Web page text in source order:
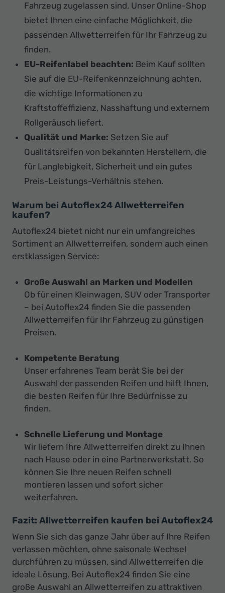
Fahrzeug zugelassen sind. Unser Online-Shop
bietet Ihnen eine einfache Möglichkeit, die
passenden Allwetterreifen für Ihr Fahrzeug zu
finden.
EU-Reifenlabel beachten: Beim Kauf sollten
Sie auf die EU-Reifenkennzeichnung achten,
die wichtige Informationen zu
Kraftstoffeffizienz, Nasshaftung und externem
Rollgeräusch liefert.
Qualität und Marke: Setzen Sie auf
Qualitätsreifen von bekannten Herstellern, die
für Langlebigkeit, Sicherheit und ein gutes
Preis-Leistungs-Verhältnis stehen.
Warum bei Autoflex24 Allwetterreifen
kaufen?
Autoflex24 bietet nicht nur ein umfangreiches
Sortiment an Allwetterreifen, sondern auch einen
erstklassigen Service:
Große Auswahl an Marken und Modellen
Ob für einen Kleinwagen, SUV oder Transporter
– bei Autoflex24 finden Sie die passenden
Allwetterreifen für Ihr Fahrzeug zu günstigen
Preisen.
Kompetente Beratung
Unser erfahrenes Team berät Sie bei der
Auswahl der passenden Reifen und hilft Ihnen,
die besten Reifen für Ihre Bedürfnisse zu
finden.
Schnelle Lieferung und Montage
Wir liefern Ihre Allwetterreifen direkt zu Ihnen
nach Hause oder in eine Partnerwerkstatt. So
können Sie Ihre neuen Reifen schnell
montieren lassen und sofort sicher
weiterfahren.
Fazit: Allwetterreifen kaufen bei Autoflex24
Wenn Sie sich das ganze Jahr über auf Ihre Reifen
verlassen möchten, ohne saisonale Wechsel
durchführen zu müssen, sind Allwetterreifen die
ideale Lösung. Bei Autoflex24 finden Sie eine
große Auswahl an Allwetterreifen zu attraktiven